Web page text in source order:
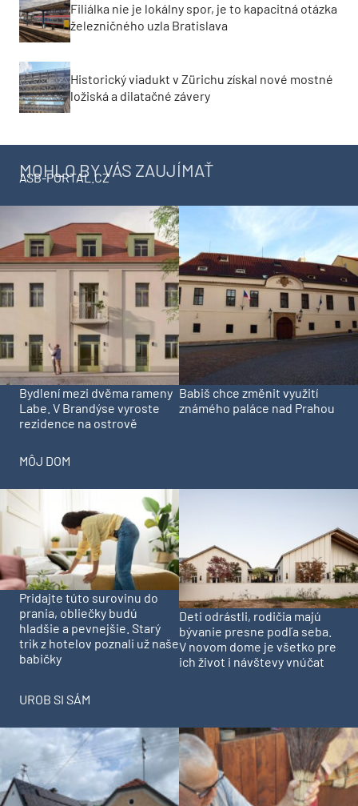
Filiálka nie je lokálny spor, je to kapacitná otázka
železničného uzla Bratislava
Historický viadukt v Zürichu získal nové mostné
ložiská a dilatačné závery
MOHLO BY VÁS ZAUJÍMAŤ
ASB-PORTAL.CZ
Bydlení mezi dvěma rameny
Labe. V Brandýse vyroste
rezidence na ostrově
Babiš chce změnit využití
známého paláce nad Prahou
MÔJ DOM
Pridajte túto surovinu do
prania, obliečky budú
hladšie a pevnejšie. Starý
trik z hotelov poznali už naše
babičky
Deti odrástli, rodičia majú
bývanie presne podľa seba.
V novom dome je všetko pre
ich život i návštevy vnúčat
UROB SI SÁM